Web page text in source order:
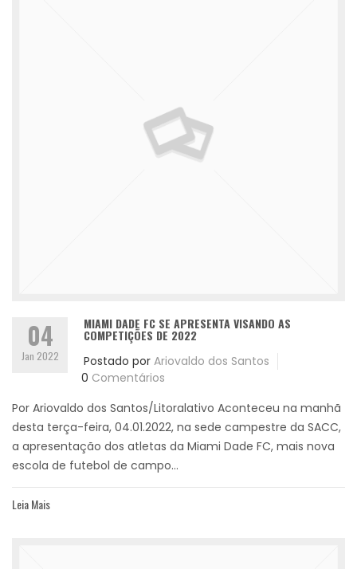
04
Jan 2022
MIAMI DADE FC SE APRESENTA VISANDO AS
COMPETIÇÕES DE 2022
Postado por Ariovaldo dos Santos
0 Comentários
Por Ariovaldo dos Santos/Litoralativo Aconteceu na manhã
desta terça-feira, 04.01.2022, na sede campestre da SACC,
a apresentação dos atletas da Miami Dade FC, mais nova
escola de futebol de campo...
Leia Mais